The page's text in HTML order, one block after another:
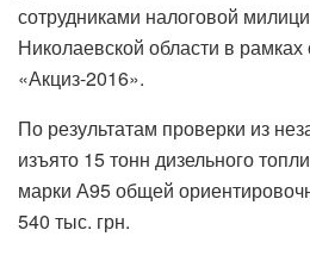
сотрудниками налоговой
Николаевской области в
«Акциз-2016».
По результатам проверки из
изъято 15 тонн дизельного
марки А95 общей
540 тыс. грн.